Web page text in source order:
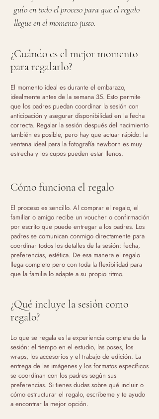
guío en todo el proceso para que el regalo
llegue en el momento justo.
¿Cuándo es el mejor momento
para regalarlo?
El momento ideal es durante el embarazo,
idealmente antes de la semana 35. Esto permite
que los padres puedan coordinar la sesión con
anticipación y asegurar disponibilidad en la fecha
correcta. Regalar la sesión después del nacimiento
también es posible, pero hay que actuar rápido: la
ventana ideal para la fotografía newborn es muy
estrecha y los cupos pueden estar llenos.
Cómo funciona el regalo
El proceso es sencillo. Al comprar el regalo, el
familiar o amigo recibe un voucher o confirmación
por escrito que puede entregar a los padres. Los
padres se comunican conmigo directamente para
coordinar todos los detalles de la sesión: fecha,
preferencias, estética. De esa manera el regalo
llega completo pero con toda la flexibilidad para
que la familia lo adapte a su propio ritmo.
¿Qué incluye la sesión como
regalo?
Lo que se regala es la experiencia completa de la
sesión: el tiempo en el estudio, las poses, los
wraps, los accesorios y el trabajo de edición. La
entrega de las imágenes y los formatos específicos
se coordinan con los padres según sus
preferencias. Si tienes dudas sobre qué incluir o
cómo estructurar el regalo, escríbeme y te ayudo
a encontrar la mejor opción.